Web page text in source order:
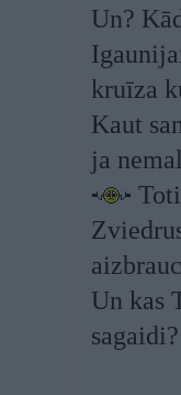
Un?
kruīza
Kaut
ja
Un kas
sagaidi?